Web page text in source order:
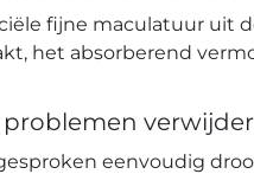
fijne maculatuur uit
het absorberend
eenvoudig